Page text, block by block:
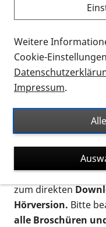
suchen und dieses
können? Schauen
Thema Infomaterial
für blinde und
Auf dieser Seite
Ort. Nutzen Sie den
nach Flyern und
suchen. Die meisten
verschiedenen
postalischen
zum direkten
Hörversion. Bitte
alle Broschüren
Weitere
Cookie-
Impressum.